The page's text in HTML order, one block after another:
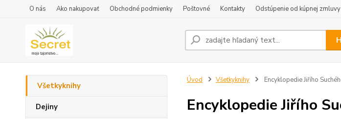
O nás Ako nakupovať Obchodné podmienky Poštovné Kontakty Odstúpenie od kúpnej zmluvy
Všetkyknihy
Dejiny
Úvod Všetkyknihy Encyklopedie Jiřího
Encyklopedie Jiřího